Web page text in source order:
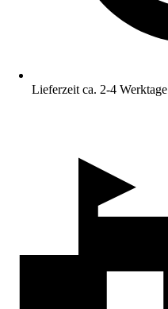
Lieferzeit ca. 2-4 Werktage